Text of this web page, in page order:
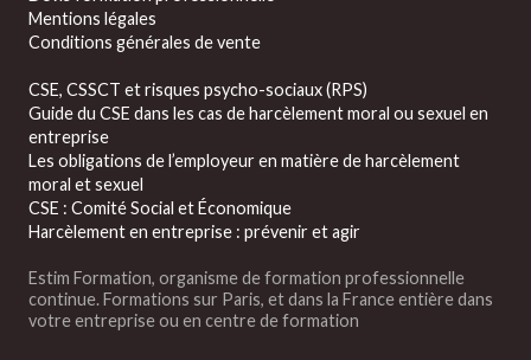
Mentions légales
Conditions générales de vente
CSE, CSSCT et risques psycho-sociaux (RPS)
Guide du CSE dans les cas de harcèlement moral ou sexuel en
entreprise
Les obligations de l’employeur en matière de harcèlement
moral et sexuel
CSE : Comité Social et Économique
Harcèlement en entreprise : prévenir et agir
Estim Formation, organisme de formation professionnelle
continue. Formations sur Paris, et dans la France entière dans
votre entreprise ou en centre de formation